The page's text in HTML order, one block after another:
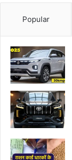
Popular